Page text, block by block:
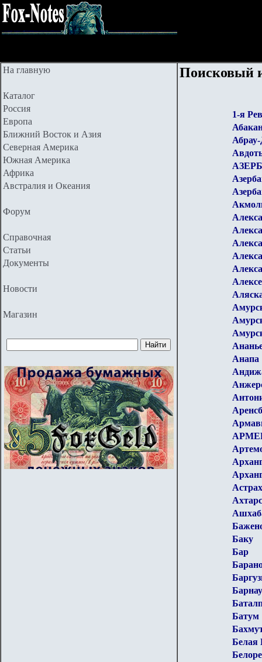
На главную
Каталог
Россия
Европа
Ближний Восток и Азия
Северная Америка
Южная Америка
Африка
Австралия и Океания
Форум
Справочная
Статьи
Документы
Новости
Магазин
Поисковый
1-я
Анапа
Баку
Бар
Батум
Белая